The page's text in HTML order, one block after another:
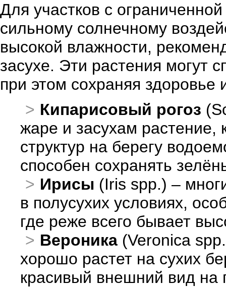
Для участков с
сильному солнечному
высокой влажности,
засухе. Эти растения могут
при этом сохраняя здоровье
Кипарисовый рогоз
жаре и засухам растение,
структур на берегу
способен сохранять
Ирисы (Iris spp.) –
в полусухих условиях,
где реже всего бывает
Вероника (Veronica
хорошо растет на сухих
красивый внешний вид на